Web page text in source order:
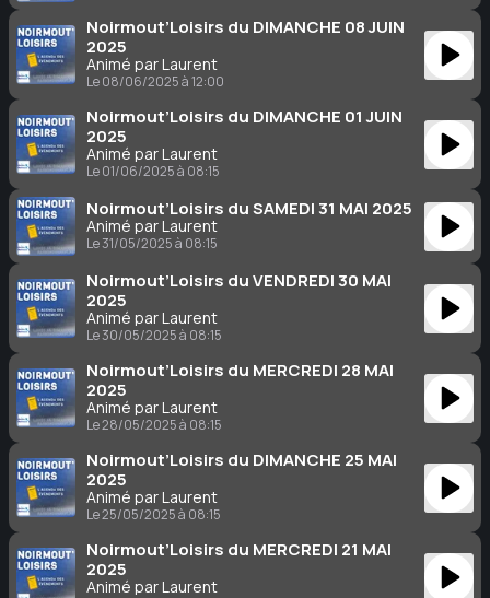
Noirmout’Loisirs du DIMANCHE 08 JUIN
2025
Animé par Laurent
Le 08/06/2025 à 12:00
Noirmout’Loisirs du DIMANCHE 01 JUIN
2025
Animé par Laurent
Le 01/06/2025 à 08:15
Noirmout’Loisirs du SAMEDI 31 MAI 2025
Animé par Laurent
Le 31/05/2025 à 08:15
Noirmout’Loisirs du VENDREDI 30 MAI
2025
Animé par Laurent
Le 30/05/2025 à 08:15
Noirmout’Loisirs du MERCREDI 28 MAI
2025
Animé par Laurent
Le 28/05/2025 à 08:15
Noirmout’Loisirs du DIMANCHE 25 MAI
2025
Animé par Laurent
Le 25/05/2025 à 08:15
Noirmout’Loisirs du MERCREDI 21 MAI
2025
Animé par Laurent